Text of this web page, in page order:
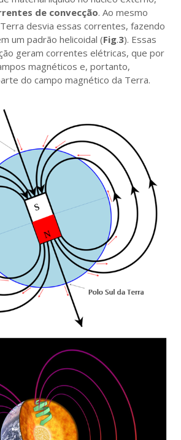
de convecção. Ao mesmo
desvia essas correntes, fazendo
um padrão helicoidal (Fig.3). Essas
geram correntes elétricas, que por
magnéticos e, portanto,
do campo magnético da Terra.